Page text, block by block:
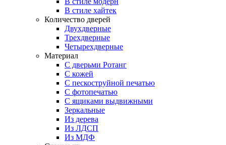
В стиле хайтек
Количество дверей
Двухдверные
Трехдверные
Четырехдверные
Материал
C дверьми Ротанг
C кожей
C пескоструйной печатью
C фотопечатью
C ящиками выдвижными
Зеркальные
Из дерева
Из ЛДСП
Из МДФ